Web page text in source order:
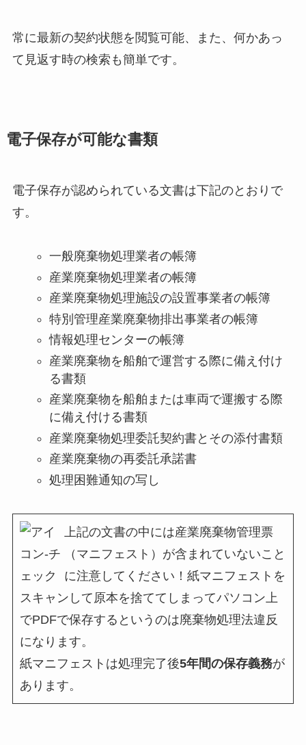
常に最新の契約状態を閲覧可能、また、何かあっ
て見返す時の検索も簡単です。
電子保存が可能な書類
電子保存が認められている文書は下記のとおりで
す。
一般廃棄物処理業者の帳簿
産業廃棄物処理業者の帳簿
産業廃棄物処理施設の設置事業者の帳簿
特別管理産業廃棄物排出事業者の帳簿
情報処理センターの帳簿
産業廃棄物を船舶で運営する際に備え付け
る書類
産業廃棄物を船舶または車両で運搬する際
に備え付ける書類
産業廃棄物処理委託契約書とその添付書類
産業廃棄物の再委託承諾書
処理困難通知の写し
上記の文書の中には産業廃棄物管理票
（マニフェスト）が含まれていないこと
に注意してください！紙マニフェストを
スキャンして原本を捨ててしまってパソコン上
でPDFで保存するというのは廃棄物処理法違反
になります。
紙マニフェストは処理完了後5年間の保存義務が
あります。